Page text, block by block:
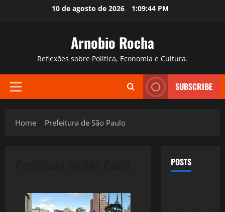
10 de agosto de 2026 1:09:45 PM
Arnobio Rocha
Reflexões sobre Política, Economia e Cultura.
Primary
SUBSCRIBE
Home Prefeitura de São Paulo
POSTS